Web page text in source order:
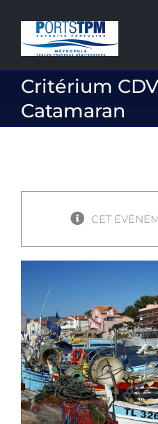
contenu
Critérium
Catamaran
CET